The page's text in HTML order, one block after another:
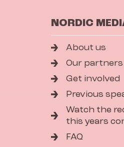
NORDIC
About us
Our partners
Get involved
Previous
Watch the
this years
FAQ